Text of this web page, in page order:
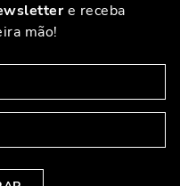
e receba
mão!